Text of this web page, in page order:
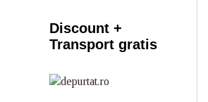
Discount +
Transport gratis